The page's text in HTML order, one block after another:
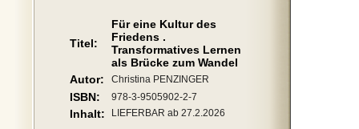
Titel:
Für eine Kultur des
Friedens .
Transformatives Lernen
als Brücke zum Wandel
Autor:
Christina PENZINGER
ISBN: 978-3-9505902-2-7
Inhalt:
LIEFERBAR ab 27.2.2026